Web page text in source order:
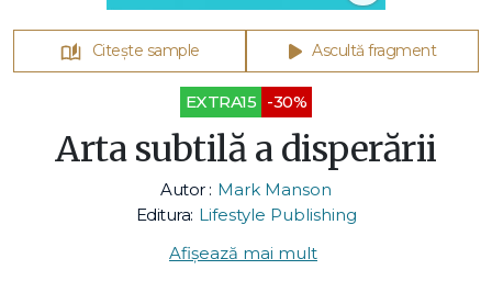
Citește sample Ascultă fragment
EXTRA15 -30%
Arta subtilă a disperării
Autor : Mark Manson
Editura: Lifestyle Publishing
Afișează mai mult